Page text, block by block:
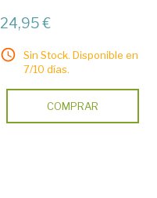
24,95 €
Sin Stock. Disponible en
7/10 días.
COMPRAR